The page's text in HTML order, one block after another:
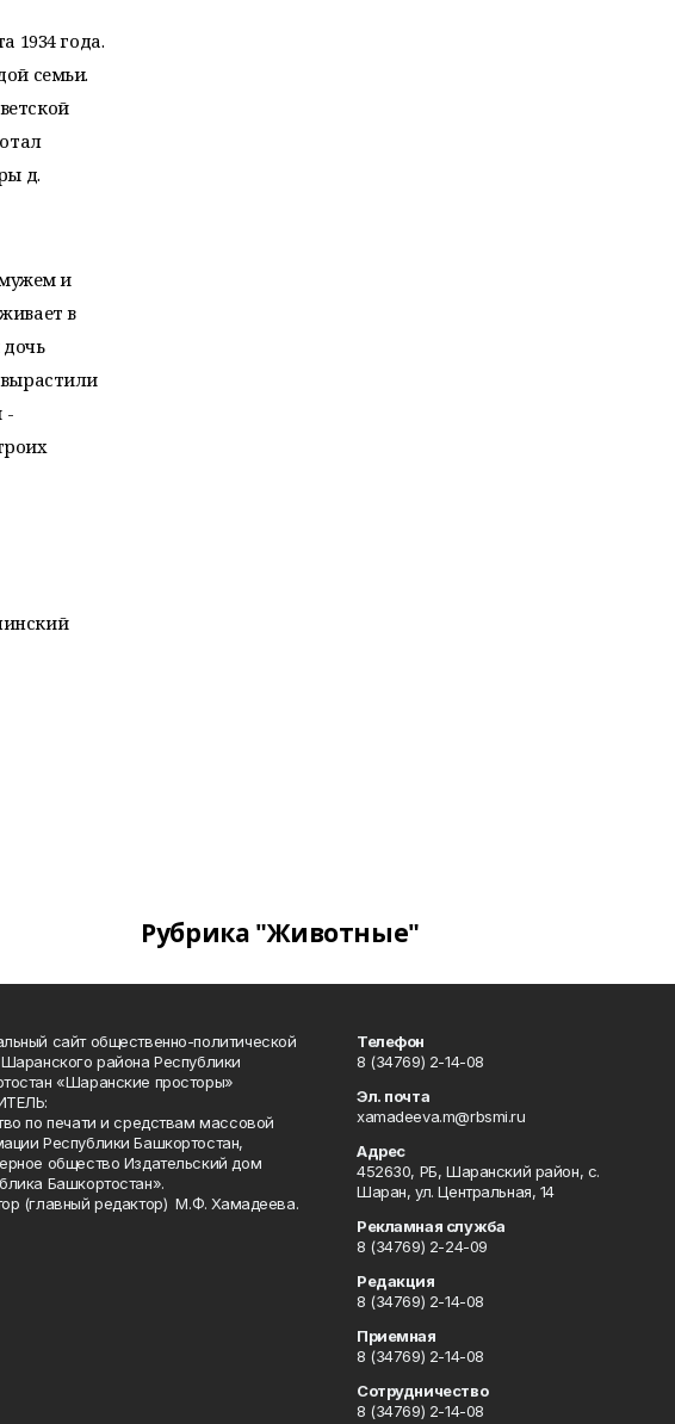
1934 года.
семьи.
д.
и
в
-
Рубрика "Животные"
сайт общественно-политической
Шаранского района Республики
«Шаранские просторы»
по печати и средствам массовой
Республики Башкортостан,
общество Издательский дом
Башкортостан».
(главный редактор) М.Ф. Хамадеева.
Телефон
8 (34769) 2-14-08
Эл. почта
xamadeeva.m@rbsmi.ru
Адрес
452630, РБ, Шаранский район, с.
Шаран, ул. Центральная, 14
Рекламная служба
8 (34769) 2-24-09
Редакция
8 (34769) 2-14-08
Приемная
8 (34769) 2-14-08
Сотрудничество
8 (34769) 2-14-08